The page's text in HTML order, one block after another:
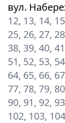
вул.
12, 13, 14,
25, 26, 27,
38, 39, 40,
51, 52, 53,
64, 65, 66,
77, 78, 79,
90, 91, 92,
102, 103,